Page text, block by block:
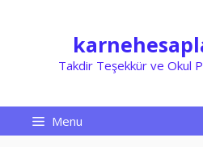
Takdir Teşekkür ve Okul
Menu